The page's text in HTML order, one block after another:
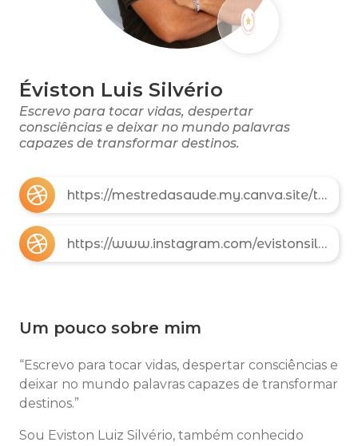
Éviston Luis Silvério
Escrevo para tocar vidas, despertar
consciências e deixar no mundo palavras
capazes de transformar destinos.
https://mestredasaude.my.canva.site/transforme-seu-corpo-e-sua-vida-com-o-m-todo-e30
https://www.instagram.com/evistonsilverio_oficial?igsh=MTY0MTVodWI5d2hzNQ==
Um pouco sobre mim
“Escrevo para tocar vidas, despertar consciências e
deixar no mundo palavras capazes de transformar
destinos.”
Sou Eviston Luiz Silvério, também conhecido